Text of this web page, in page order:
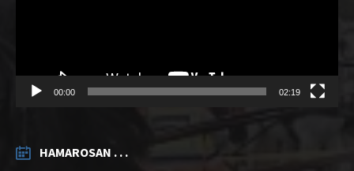
00:00 02:19
HAMAROSAN . . .